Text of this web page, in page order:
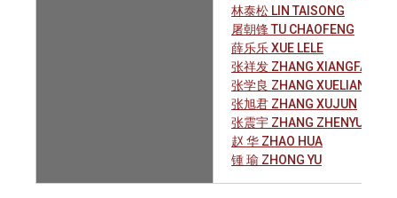
林泰松 LIN TAISONG
屠朝锋 TU CHAOFENG
薛乐乐 XUE LELE
张祥发 ZHANG XIANGFA
张学良 ZHANG XUELIANG
张旭君 ZHANG XUJUN
张震宇 ZHANG ZHENYU
赵 华 ZHAO HUA
锺 瑜 ZHONG YU